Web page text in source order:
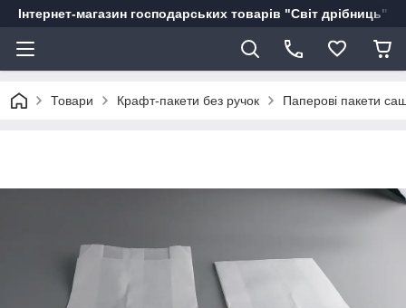
Інтернет-магазин господарських товарів "Світ дрібниць"
Товари Крафт-пакети без ручок Паперові пакети